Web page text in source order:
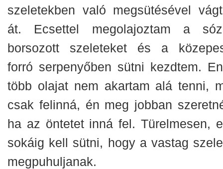
szeletekben való megsütésével
át. Ecsettel megolajoztam a
borsozott szeleteket és a
forró serpenyőben sütni kezdtem.
több olajat nem akartam alá tenni,
csak felinná, én meg jobban
ha az öntetet inná fel. Türelmesen,
sokáig kell sütni, hogy a vastag
megpuhuljanak.